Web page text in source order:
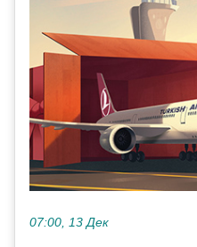
07:00, 13 Дек